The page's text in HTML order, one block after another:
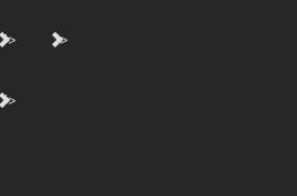
"> ">
">